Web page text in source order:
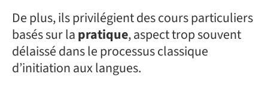
De plus, ils privilégient des cours particuliers
basés sur lapratique, aspect trop souvent
délaissé dans le processus classique
d’initiation aux langues.